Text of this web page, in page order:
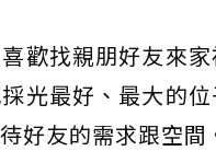
歡找親朋好友來
光最好、最大的
好友的需求跟空間